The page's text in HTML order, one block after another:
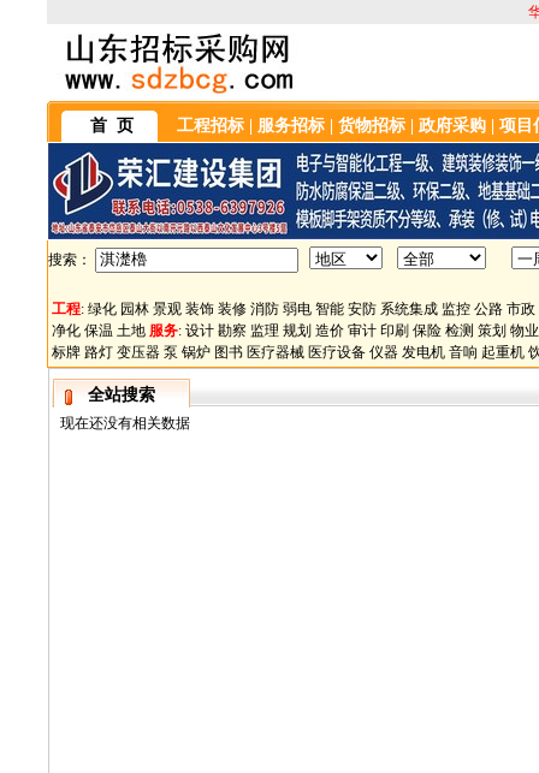
首 页 工程招标 服务招标 货物招标 政府采购 项目
搜索：
工程: 绿化 园林 景观 装饰 装修 消防 弱电 智能 安防 系统集成 监控 公路 市政
净化 保温 土地 服务: 设计 勘察 监理 规划 造价 审计 印刷 保险 检测 策划 物业
标牌 路灯 变压器 泵 锅炉 图书 医疗器械 医疗设备 仪器 发电机 音响 起重机
全站搜索
现在还没有相关数据